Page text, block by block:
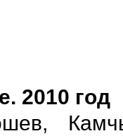
2010 год